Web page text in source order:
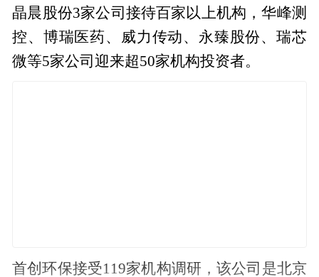
晶晨股份3家公司接待百家以上机构，华峰测
控、博瑞医药、威力传动、永臻股份、瑞芯
微等5家公司迎来超50家机构投资者。
首创环保接受119家机构调研，该公司是北京